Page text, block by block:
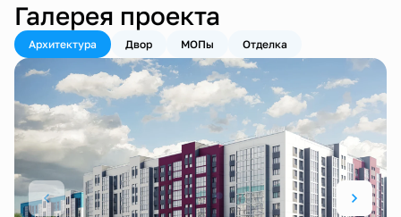
Галерея проекта
Архитектура Двор МОПы Отделка